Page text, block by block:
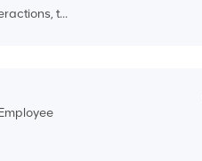
t...